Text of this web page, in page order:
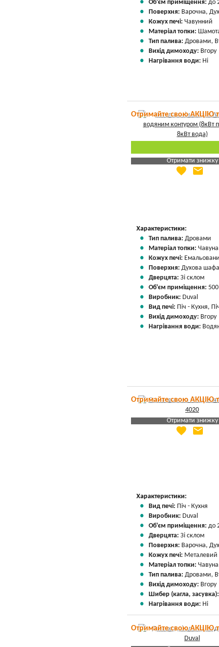
Об'єм приміщення: до
Поверхня: Варочна,
Кожух печі: Чавунний
Матеріал топки:
Тип палива: Дровами,
Вихід димоходу: Вгору
Нагрівання води: Ні
Отримайте свою АКЦІЮ
Отримати знижку
Яка Ваша ціна
favorite email
Характеристики:
Тип палива: Дровами
Матеріал топки: Чавуна
Кожух печі:
Поверхня: Духова
Дверцята: Зі склом
Об'єм приміщення:
Виробник: Duval
Вид печі: Піч - Кухня,
Вихід димоходу: Вгору
Нагрівання води:
Отримайте свою АКЦІЮ
Отримати знижку
Яка Ваша ціна
favorite email
Характеристики:
Вид печі: Піч - Кухня
Виробник: Duval
Об'єм приміщення: до
Дверцята: Зі склом
Поверхня: Варочна,
Кожух печі: Металевий
Матеріал топки:
Тип палива: Дровами,
Вихід димоходу: Вгору
Шибер (кагла,
Нагрівання води: Ні
Отримайте свою АКЦІЮ